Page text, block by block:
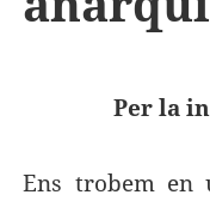
Per la
Ens trobem en